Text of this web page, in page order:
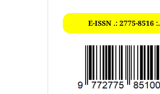
E-ISSN .: 2775-8516 :.